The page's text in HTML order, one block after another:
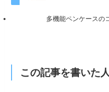
多機能ペンケースの
この記事を書いた人